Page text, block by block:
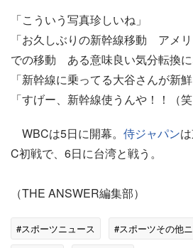
「こういう写真珍しいね」
「お久しぶりの新幹線移動 アメ
での移動 ある意味良い気分転換に
「新幹線に乗ってる大谷さんが新鮮
「すげー、新幹線使うんや！！（笑
WBCは5日に開幕。 侍ジャパン
C初戦で、6日に台湾と戦う。
（THE ANSWER編集部）
#スポーツニュース #スポーツその他